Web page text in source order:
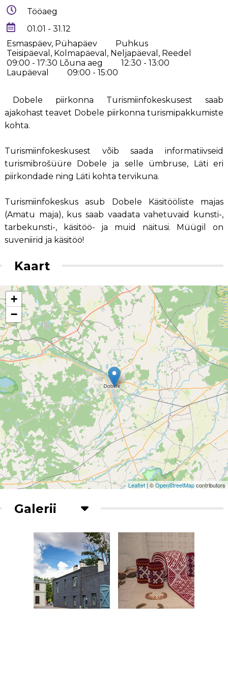
Tööaeg
01.01 - 31.12
Esmaspäev, Pühapäev
Puhkus
Teisipäeval, Kolmapäeval, Neljapäeval, Reedel
09:00 - 17:30 Lõuna aeg
12:30 - 13:00
Laupäeval
09:00 - 15:00
Dobele piirkonna Turismiinfokeskusest saab
ajakohast teavet Dobele piirkonna turismipakkumiste
kohta.
Turismiinfokeskusest võib saada informatiivseid
turismibrošüüre Dobele ja selle ümbruse, Läti eri
piirkondade ning Läti kohta tervikuna.
Turismiinfokeskus asub Dobele Käsitööliste majas
(Amatu maja), kus saab vaadata vahetuvaid kunsti-,
tarbekunsti-, käsitöö- ja muid näitusi. Müügil on
suveniirid ja käsitöö!
Kaart
+
−
Leaflet| ©OpenStreetMapcontributors
Galerii